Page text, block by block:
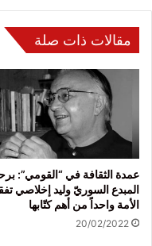
مقالات ذات صلة
عمدة الثقافة في “القومي”:
المبدع السوريّ وليد إخلاصي
الأمة واحداً من أهم كتّابها
20/02/2022